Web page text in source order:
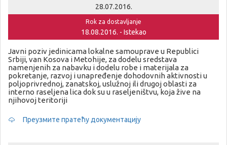
28.07.2016.
Rok za dostavljanje
18.08.2016. - Istekao
Javni poziv jedinicama lokalne samouprave u Republici
Srbiji, van Kosova i Metohije, za dodelu sredstava
namenjenih za nabavku i dodelu robe i materijala za
pokretanje, razvoj i unapređenje dohodovnih aktivnosti u
poljoprivrednoj, zanatskoj, uslužnoj ili drugoj oblasti za
interno raseljena lica dok su u raseljeništvu, koja žive na
njihovoj teritoriji
Преузмите пратећу документацију